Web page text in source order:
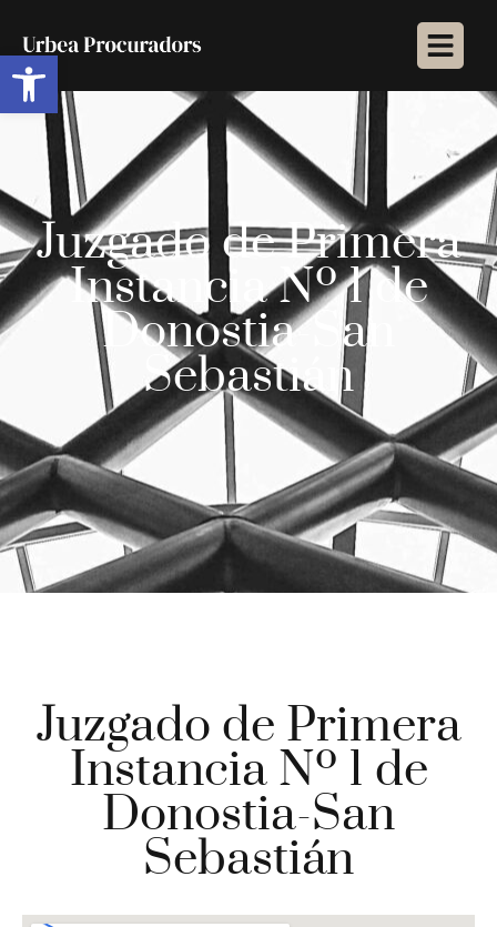
Abrir barra de herramientas
Juzgado de Primera
Instancia Nº 1 de
Donostia-San
Sebastián
Juzgado de Primera
Instancia Nº 1 de
Donostia-San
Sebastián